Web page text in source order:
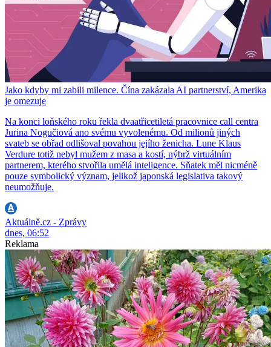
Jako kdyby mi zabili milence. Čína zakázala AI partnerství, Amerika
je omezuje
Na konci loňského roku řekla dvaatřicetiletá pracovnice call centra
Jurina Nogučiová ano svému vyvolenému. Od milionů jiných
svateb se obřad odlišoval povahou jejího ženicha. Lune Klaus
Verdure totiž nebyl mužem z masa a kostí, nýbrž virtuálním
partnerem, kterého stvořila umělá inteligence. Sňatek měl nicméně
pouze symbolický význam, jelikož japonská legislativa takový
neumožňuje.
Aktuálně.cz - Zprávy
dnes, 06:52
Reklama